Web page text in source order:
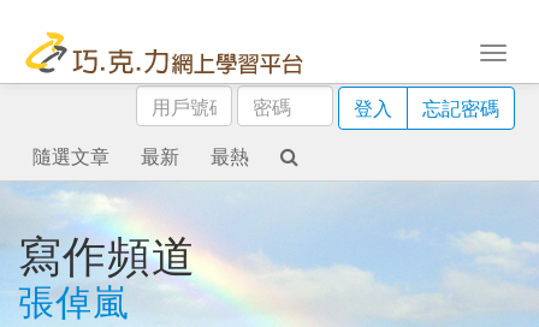
用
戶
號
碼
密
碼
登入
忘記密碼
隨選文章
最新 最熱
寫作頻道
張倬嵐